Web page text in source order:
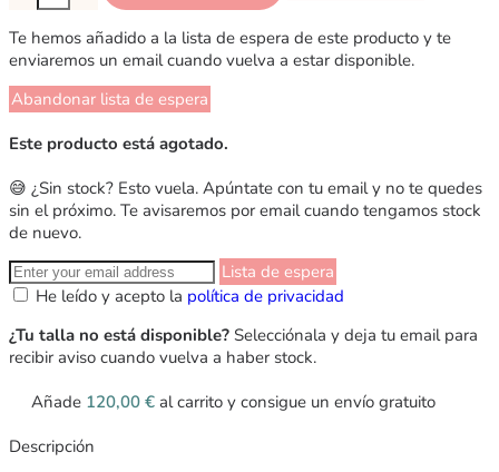
Te hemos añadido a la lista de espera de este producto y te
enviaremos un email cuando vuelva a estar disponible.
Abandonar lista de espera
Este producto está agotado.
😅 ¿Sin stock? Esto vuela. Apúntate con tu email y no te quedes
sin el próximo. Te avisaremos por email cuando tengamos stock
de nuevo.
Lista de espera
He leído y acepto la política de privacidad
¿Tu talla no está disponible? Selecciónala y deja tu email para
recibir aviso cuando vuelva a haber stock.
Añade 120,00 € al carrito y consigue un envío gratuito
Descripción